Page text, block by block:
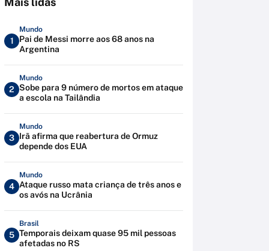
1
Mundo
Pai de Messi morre aos 68 anos na
Argentina
2
Mundo
Sobe para 9 número de mortos em ataque
a escola na Tailândia
3
Mundo
Irã afirma que reabertura de Ormuz
depende dos EUA
4
Mundo
Ataque russo mata criança de três anos e
os avós na Ucrânia
5
Brasil
Temporais deixam quase 95 mil pessoas
afetadas no RS